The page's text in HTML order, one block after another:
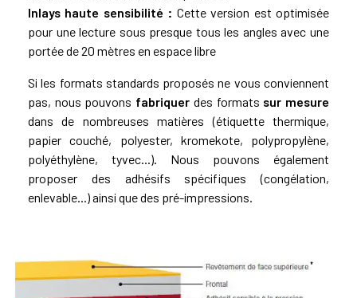
Inlays haute sensibilité : Cette version est optimisée
pour une lecture sous presque tous les angles avec une
portée de 20 mètres en espace libre
Si les formats standards proposés ne vous conviennent
pas, nous pouvons fabriquer des formats sur mesure
dans de nombreuses matières (étiquette thermique,
papier couché, polyester, kromekote, polypropylène,
polyéthylène, tyvec...). Nous pouvons également
proposer des adhésifs spécifiques (congélation,
enlevable...) ainsi que des pré-impressions.